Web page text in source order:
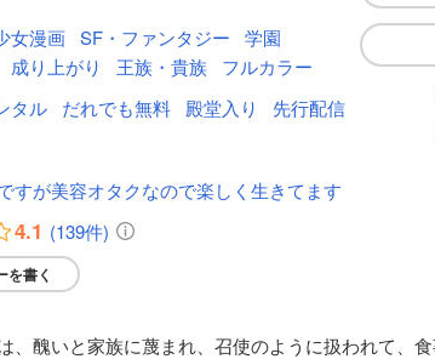
女漫画 SF・ファンタジー
学園
成り上がり 王族・貴族 フルカラー
タル だれでも無料 殿堂入り 先行配信
すが美容オタクなので楽しく生きてます
4.1 (139件)
を書く
醜いと家族に蔑まれ、召使のように扱われて、